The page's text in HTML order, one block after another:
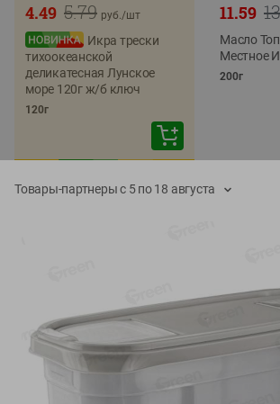
5.79
4.49 руб./шт
Икра трески
тихоокеанской
деликатесная Лунское
море 120г ж/б ключ
120г
11.59
Масло
Местное
200г
-13%
6.89
5.99 руб./шт 3.99
Товары-партнеры с 5 по 18 августа